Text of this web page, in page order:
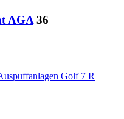
AGA 36
Golf 7 R